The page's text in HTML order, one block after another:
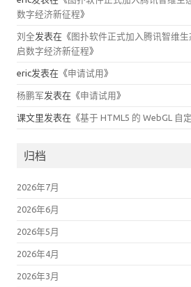
数字经济新征程》
刘全发表在《 图扑软件正式加入腾讯智维
启数字经济新征程》
eric发表在《申请试用 》
杨鹏军发表在《申请试用 》
课文里发表在《基于 HTML5 的 WebGL 自
归档
2026年7月
2026年6月
2026年5月
2026年4月
2026年3月